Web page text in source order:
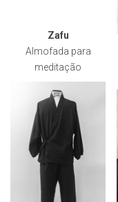
Zafu
Almofada para
meditação